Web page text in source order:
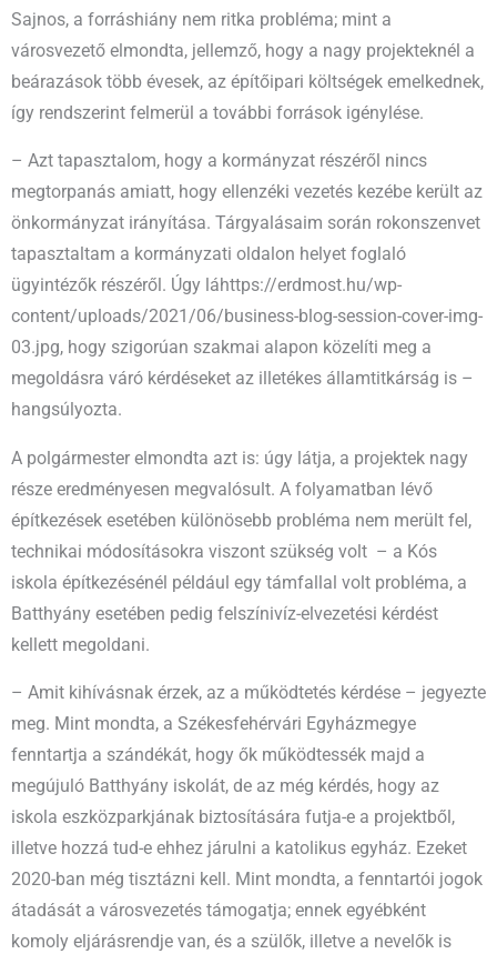
Sajnos, a forráshiány nem ritka probléma; mint a
városvezető elmondta, jellemző, hogy a nagy projekteknél a
beárazások több évesek, az építőipari költségek emelkednek,
így rendszerint felmerül a további források igénylése.
– Azt tapasztalom, hogy a kormányzat részéről nincs
megtorpanás amiatt, hogy ellenzéki vezetés kezébe került az
önkormányzat irányítása. Tárgyalásaim során rokonszenvet
tapasztaltam a kormányzati oldalon helyet foglaló
ügyintézők részéről. Úgy láhttps://erdmost.hu/wp-
content/uploads/2021/06/business-blog-session-cover-img-
03.jpg, hogy szigorúan szakmai alapon közelíti meg a
megoldásra váró kérdéseket az illetékes államtitkárság is –
hangsúlyozta.
A polgármester elmondta azt is: úgy látja, a projektek nagy
része eredményesen megvalósult. A folyamatban lévő
építkezések esetében különösebb probléma nem merült fel,
technikai módosításokra viszont szükség volt – a Kós
iskola építkezésénél például egy támfallal volt probléma, a
Batthyány esetében pedig felszínivíz-elvezetési kérdést
kellett megoldani.
– Amit kihívásnak érzek, az a működtetés kérdése – jegyezte
meg. Mint mondta, a Székesfehérvári Egyházmegye
fenntartja a szándékát, hogy ők működtessék majd a
megújuló Batthyány iskolát, de az még kérdés, hogy az
iskola eszközparkjának biztosítására futja-e a projektből,
illetve hozzá tud-e ehhez járulni a katolikus egyház. Ezeket
2020-ban még tisztázni kell. Mint mondta, a fenntartói jogok
átadását a városvezetés támogatja; ennek egyébként
komoly eljárásrendje van, és a szülők, illetve a nevelők is